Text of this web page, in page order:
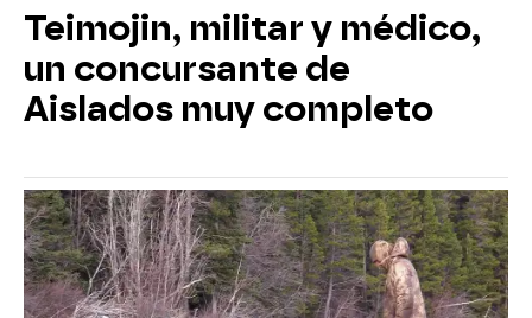
Teimojin, militar y médico,
un concursante de
Aislados muy completo